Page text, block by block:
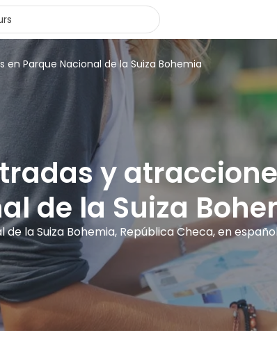
en Parque Nacional de la Suiza Bohemia
y
de la Suiza
de la Suiza Bohemia, República Checa, en